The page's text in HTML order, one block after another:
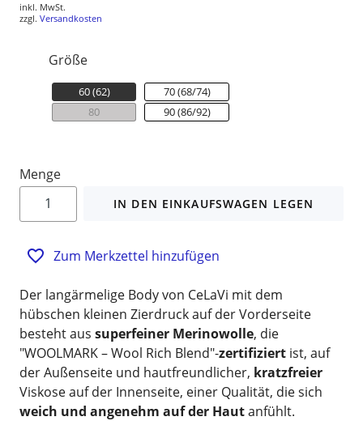
inkl. MwSt.
zzgl. Versandkosten
Größe
60 (62)
70 (68/74)
80
90 (86/92)
Menge
IN DEN EINKAUFSWAGEN LEGEN
Zum Merkzettel hinzufügen
Der langärmelige Body von CeLaVi mit dem
hübschen kleinen Zierdruck auf der Vorderseite
besteht aus superfeiner Merinowolle, die
"WOOLMARK – Wool Rich Blend"-zertifiziert ist, auf
der Außenseite und hautfreundlicher, kratzfreier
Viskose auf der Innenseite, einer Qualität, die sich
weich und angenehm auf der Hautanfühlt.